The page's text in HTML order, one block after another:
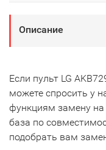
Описание
Если пульт LG
можете спросить у
функциям замену
база по
подобрать вам